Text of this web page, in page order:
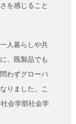
を感じること
人暮らしや共
、既製品でも
わずグローバ
りました。こ
会学部社会学